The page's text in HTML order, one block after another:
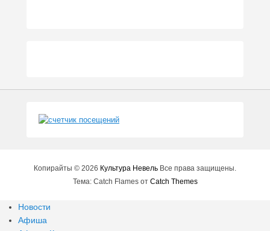
Копирайты © 2026 Культура Невель Все права защищены.
Тема: Catch Flames от Catch Themes
Новости
Афиша